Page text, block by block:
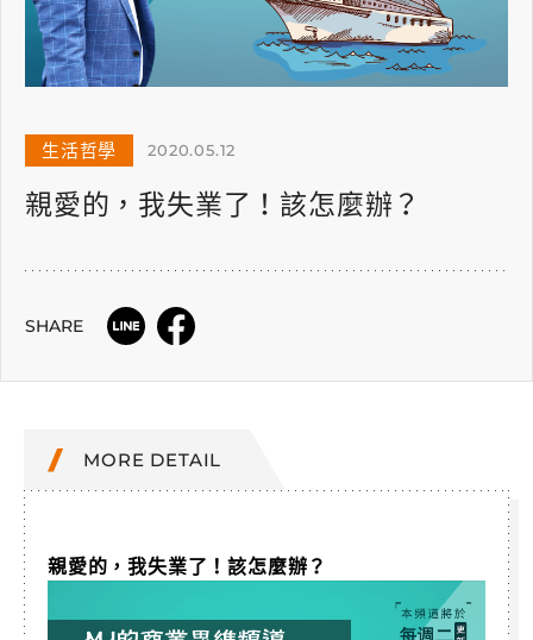
生活哲學 2020.05.12
親愛的，我失業了！該怎麼辦？
SHARE
MORE DETAIL
親愛的，我失業了！該怎麼辦？